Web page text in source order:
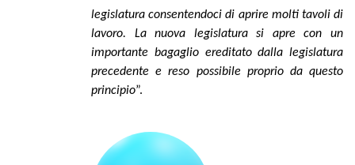
legislatura consentendoci di aprire molti tavoli di
lavoro. La nuova legislatura si apre con un
importante bagaglio ereditato dalla legislatura
precedente e reso possibile proprio da questo
principio”.